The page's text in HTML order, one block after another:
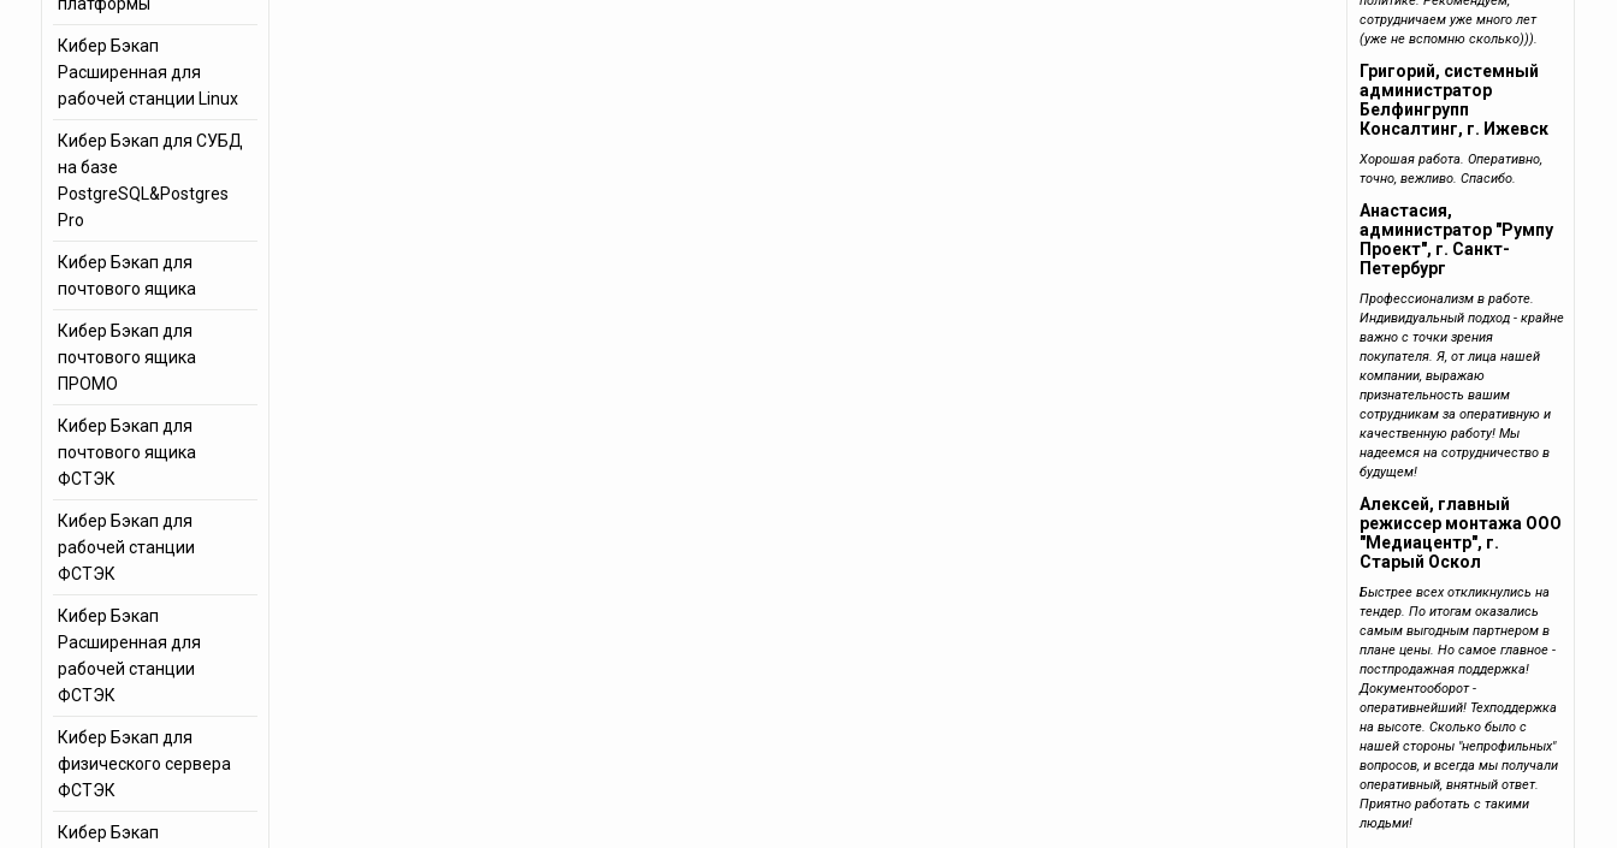
Кибер Бэкап
Расширенная для
рабочей станции Linux
Кибер Бэкап для СУБД
на базе
PostgreSQL&Postgres
Pro
Кибер Бэкап для
почтового ящика
Кибер Бэкап для
почтового ящика
ПРОМО
Кибер Бэкап для
почтового ящика
ФСТЭК
Кибер Бэкап для
рабочей станции
ФСТЭК
Кибер Бэкап
Расширенная для
рабочей станции
ФСТЭК
Кибер Бэкап для
физического сервера
ФСТЭК
Кибер Бэкап
сотрудничаем уже много лет
(уже не вспомню сколько))).
Григорий, системный
администратор
Белфингрупп
Консалтинг, г. Ижевск
Хорошая работа. Оперативно,
точно, вежливо. Спасибо.
Анастасия,
администратор "Румпу
Проект", г. Санкт-
Петербург
Профессионализм в работе.
Индивидуальный подход - крайне
важно с точки зрения
покупателя. Я, от лица нашей
компании, выражаю
признательность вашим
сотрудникам за оперативную и
качественную работу! Мы
надеемся на сотрудничество в
будущем!
Алексей, главный
режиссер монтажа ООО
"Медиацентр", г.
Старый Оскол
Быстрее всех откликнулись на
тендер. По итогам оказались
самым выгодным партнером в
плане цены. Но самое главное -
постпродажная поддержка!
Документооборот -
оперативнейший! Техподдержка
на высоте. Сколько было с
нашей стороны "непрофильных"
вопросов, и всегда мы получали
оперативный, внятный ответ.
Приятно работать с такими
людьми!